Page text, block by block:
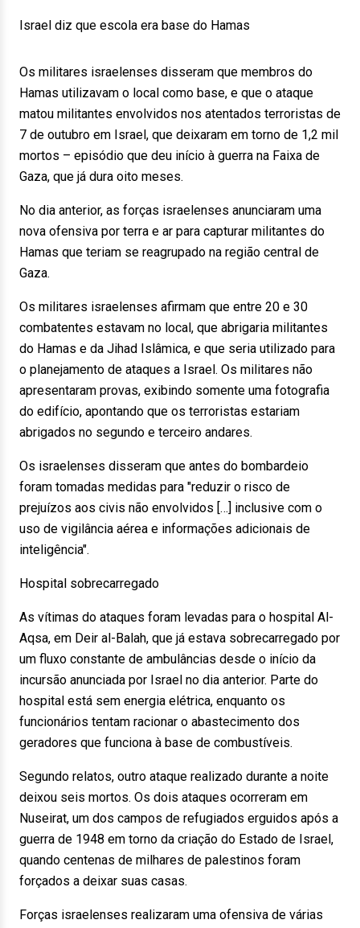
Israel diz que escola era base do Hamas
Os militares israelenses disseram que membros do
Hamas utilizavam o local como base, e que o ataque
matou militantes envolvidos nos atentados terroristas de
7 de outubro em Israel, que deixaram em torno de 1,2 mil
mortos – episódio que deu início à guerra na Faixa de
Gaza, que já dura oito meses.
No dia anterior, as forças israelenses anunciaram uma
nova ofensiva por terra e ar para capturar militantes do
Hamas que teriam se reagrupado na região central de
Gaza.
Os militares israelenses afirmam que entre 20 e 30
combatentes estavam no local, que abrigaria militantes
do Hamas e da Jihad Islâmica, e que seria utilizado para
o planejamento de ataques a Israel. Os militares não
apresentaram provas, exibindo somente uma fotografia
do edifício, apontando que os terroristas estariam
abrigados no segundo e terceiro andares.
Os israelenses disseram que antes do bombardeio
foram tomadas medidas para "reduzir o risco de
prejuízos aos civis não envolvidos […] inclusive com o
uso de vigilância aérea e informações adicionais de
inteligência".
Hospital sobrecarregado
As vítimas do ataques foram levadas para o hospital Al-
Aqsa, em Deir al-Balah, que já estava sobrecarregado por
um fluxo constante de ambulâncias desde o início da
incursão anunciada por Israel no dia anterior. Parte do
hospital está sem energia elétrica, enquanto os
funcionários tentam racionar o abastecimento dos
geradores que funciona à base de combustíveis.
Segundo relatos, outro ataque realizado durante a noite
deixou seis mortos. Os dois ataques ocorreram em
Nuseirat, um dos campos de refugiados erguidos após a
guerra de 1948 em torno da criação do Estado de Israel,
quando centenas de milhares de palestinos foram
forçados a deixar suas casas.
Forças israelenses realizaram uma ofensiva de várias